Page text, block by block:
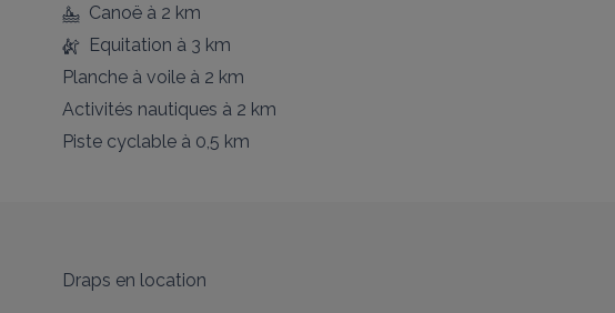
Canoëà 2 km
Equitation à 3 km
Planche à voileà 2 km
Activités nautiques à 2 km
Piste cyclableà 0,5 km
Draps en location